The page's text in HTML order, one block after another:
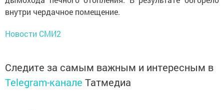
внутри чердачное помещение.
Новости СМИ2
Следите за самым важным и интересным в
Telegram-канале Татмедиа